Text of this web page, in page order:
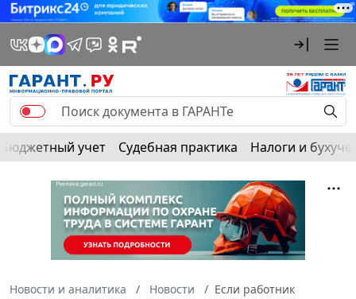
Бюджетный учет Судебная практика Налоги и
Новости и аналитика Новости
Если работник